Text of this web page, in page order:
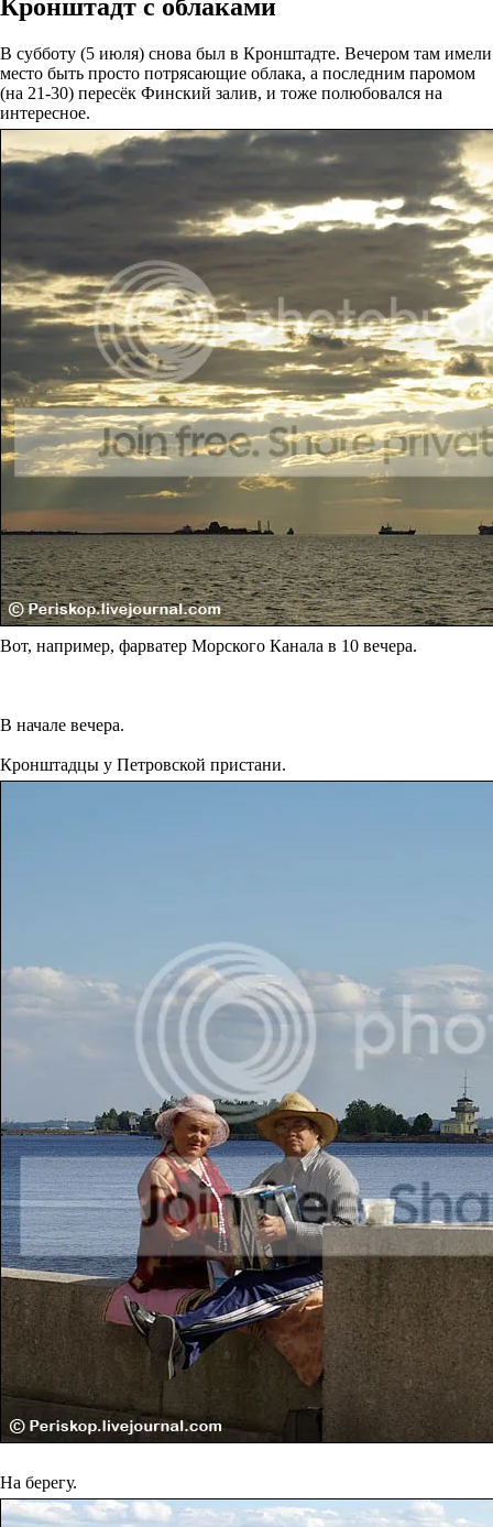
Кронштадт с облаками
В субботу (5 июля) снова был в Кронштадте. Вечером там имели
место быть просто потрясающие облака, а последним паромом
(на 21-30) пересёк Финский залив, и тоже полюбовался на
интересное.
Вот, например, фарватер Морского Канала в 10 вечера.
В начале вечера.
Кронштадцы у Петровской пристани.
На берегу.